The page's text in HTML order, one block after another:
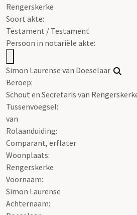
Rengerskerke
Soort akte:
Testament / Testament
Persoon in notariële akte:
Simon Laurense van Doeselaar
Beroep:
Schout en Secretaris van
Tussenvoegsel:
van
Rolaanduiding:
Comparant, erflater
Woonplaats:
Rengerskerke
Voornaam:
Simon Laurense
Achternaam: